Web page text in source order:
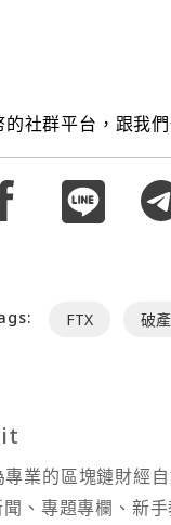
社群平台，跟我
FTX 破產
業的區塊鏈財經
、專題專欄、新